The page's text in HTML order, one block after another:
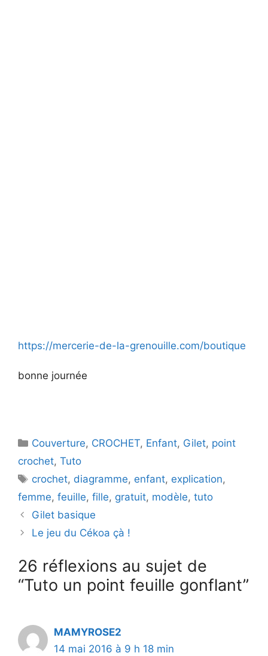
https://mercerie-de-la-grenouille.com/boutique
bonne journée
Catégories
Couverture, CROCHET, Enfant, Gilet, point
crochet, Tuto
Étiquettes
crochet, diagramme, enfant, explication,
femme, feuille, fille, gratuit, modèle, tuto
Gilet basique
Le jeu du Cékoa çà !
26 réflexions au sujet de
“Tuto un point feuille gonflant”
MAMYROSE2
14 mai 2016 à 9 h 18 min